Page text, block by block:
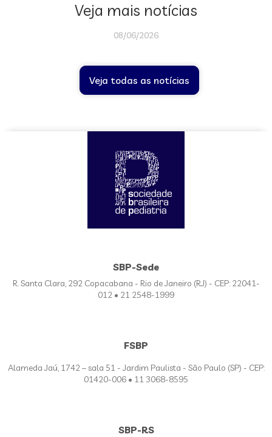
Veja mais notícias
08/06/2026
Veja todas as notícias
SBP-Sede
R. Santa Clara, 292 Copacabana - Rio de Janeiro (RJ) - CEP: 22041-
012 • 21 2548-1999
FSBP
Alameda Jaú, 1742 – sala 51 - Jardim Paulista - São Paulo (SP) - CEP:
01420-006 • 11 3068-8595
SBP-RS